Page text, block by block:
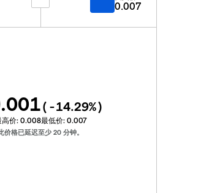
0.007
( -14.29%)
高价: 0.008最低价: 0.007
价格已延迟至少 20 分钟。